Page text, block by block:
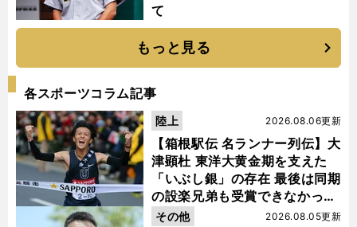
て
もっと見る
各スポーツコラム記事
【箱根駅伝 名ランナー列伝】大
津顕杜 東洋大黄金期を支えた
「いぶし銀」の存在 最後は同期
の設楽兄弟も受賞できなかった
金栗杯に輝く
2026.08.06更新
陸上
2026.08.05更新
その他